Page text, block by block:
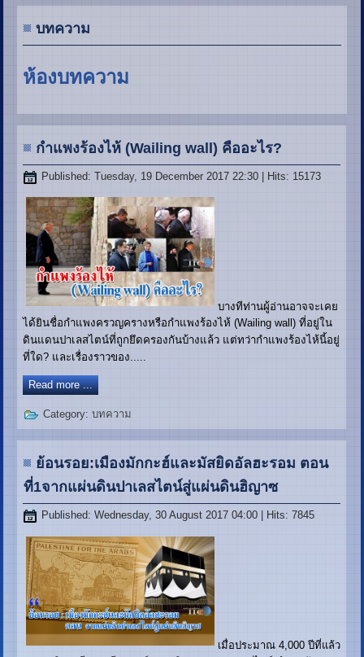
บทความ
ห้องบทความ
กำแพงร้องไห้ (Wailing wall) คืออะไร?
Published: Tuesday, 19 December 2017 22:30 | Hits: 15173
บางทีท่านผู้อ่านอาจจะเคย
ได้ยินชื่อกำแพงครวญครางหรือกำแพงร้องไห้ (Wailing wall) ที่อยู่ใน
ดินแดนปาเลสไตน์ที่ถูกยึดครองกันบ้างแล้ว แต่ทว่ากำแพงร้องไห้นี้อยู่
ที่ใด? และเรื่องราวของ.....
Read more ...
Category:บทความ
ย้อนรอย:เมืองมักกะฮ์และมัสยิดอัลฮะรอม ตอน
ที่1จากแผ่นดินปาเลสไตน์สู่แผ่นดินฮิญาซ
Published: Wednesday, 30 August 2017 04:00 | Hits: 7845
เมื่อประมาณ 4,000 ปีที่แล้ว